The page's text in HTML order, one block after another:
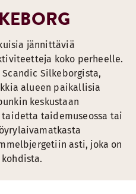
jännittäviä
koko perheelle.
Silkeborgista,
alueen paikallisia
keskustaan
taidemuseossa tai
asti, joka on